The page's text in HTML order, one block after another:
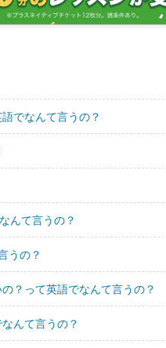
でなんて言うの？
んて言うの？
うの？
？って英語でなんて言うの？
んて言うの？